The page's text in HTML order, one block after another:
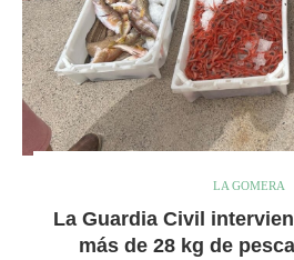
LA GOMERA
La Guardia Civil
más de 28 kg de